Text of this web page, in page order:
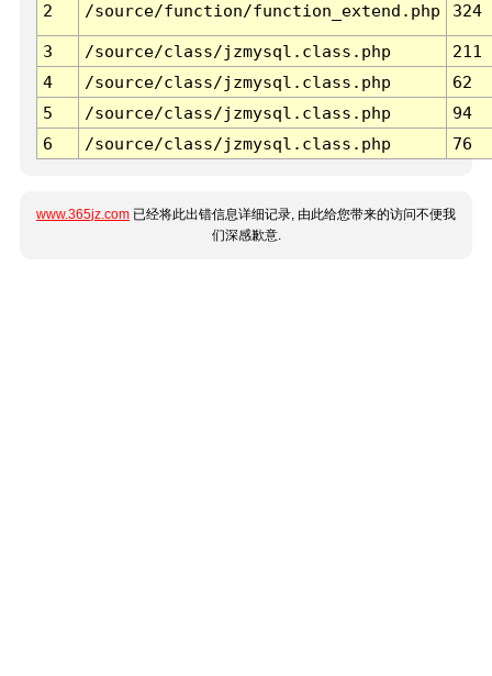
2 /source/function/function_extend.php 324
3 /source/class/jzmysql.class.php
211
4
/source/class/jzmysql.class.php
62
5
/source/class/jzmysql.class.php
94
6
/source/class/jzmysql.class.php 76
www.365jz.com 已经将此出错信息详细记录, 由此给您带来的访问不便我
们深感歉意.